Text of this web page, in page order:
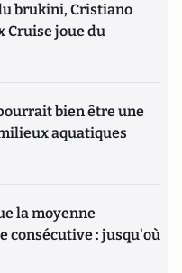
brukini, Cristiano
Cruise joue du
bien être une
aquatiques
la moyenne
consécutive : jusqu'où